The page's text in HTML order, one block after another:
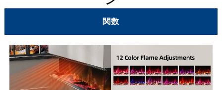
す。.
当社の電気薪バーナーにはサー
モスタット制御が装備されています, 正確な温度調節
が可能. これらの制御は、熱出力を自動的に調整する
ことで室内の温度を一定に維持します。. 結果とし
て, エネルギー消費が最適化される, 無駄な電力を使
わずに快適な環境を実現します。.
関数